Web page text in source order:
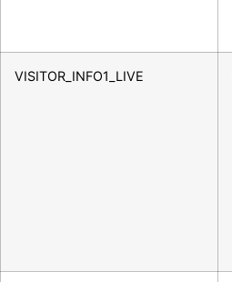
VISITOR_INFO1_LIVE